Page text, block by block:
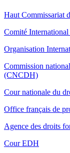
Haut Commissariat
Comité
Organisation
Commission
(CNCDH)
Cour nationale du
Office français de
Agence des droits
Cour EDH